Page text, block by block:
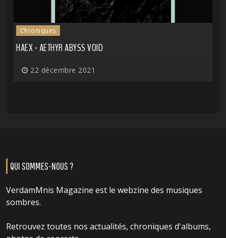
Chroniques
HAEX - AETHYR ABYSS VOID
22 décembre 2021
QUI SOMMES-NOUS ?
VerdamMnis Magazine est le webzine des musiques
sombres.
Retrouvez toutes nos actualités, chroniques d'albums,